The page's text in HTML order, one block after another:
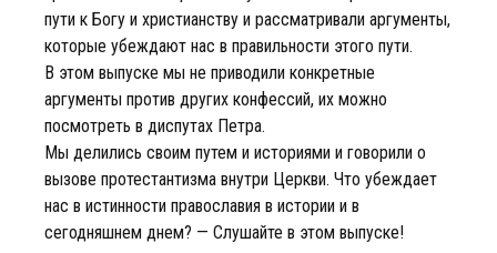
пути к Богу и христианству и рассматривали аргументы,
которые убеждают нас в правильности этого пути.
В этом выпуске мы не приводили конкретные
аргументы против других конфессий, их можно
посмотреть в диспутах Петра.
Мы делились своим путем и историями и говорили о
вызове протестантизма внутри Церкви. Что убеждает
нас в истинности православия в истории и в
сегодняшнем днем? — Слушайте в этом выпуске!